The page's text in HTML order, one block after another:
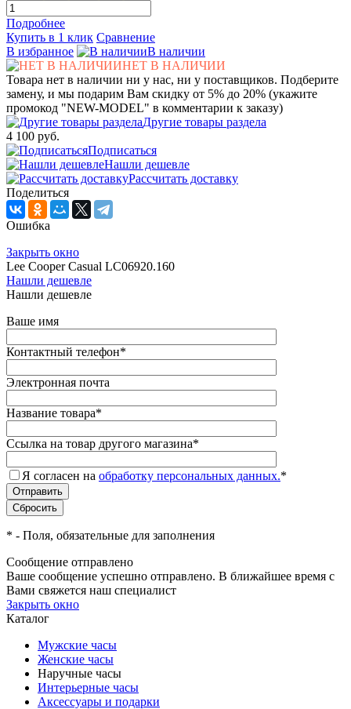
Подробнее
Купить в 1 клик Сравнение
В избранное
В наличии
НЕТ В НАЛИЧИИ
Товара нет в наличии ни у нас, ни у поставщиков. Подберите
замену, и мы подарим Вам скидку от 5% до 20% (укажите
промокод "NEW-MODEL" в комментарии к заказу)
Другие товары раздела
4 100 руб.
Подписаться
Нашли дешевле
Рассчитать доставку
Поделиться
Ошибка
Закрыть окно
Lee Cooper Casual LC06920.160
Нашли дешевле
Нашли дешевле
Ваше имя
Контактный телефон*
Электронная почта
Название товара*
Ссылка на товар другого магазина*
Я согласен на обработку персональных данных.*
* - Поля, обязательные для заполнения
Сообщение отправлено
Ваше сообщение успешно отправлено. В ближайшее время с
Вами свяжется наш специалист
Закрыть окно
Каталог
Мужские часы
Женские часы
Наручные часы
Интерьерные часы
Аксессуары и подарки